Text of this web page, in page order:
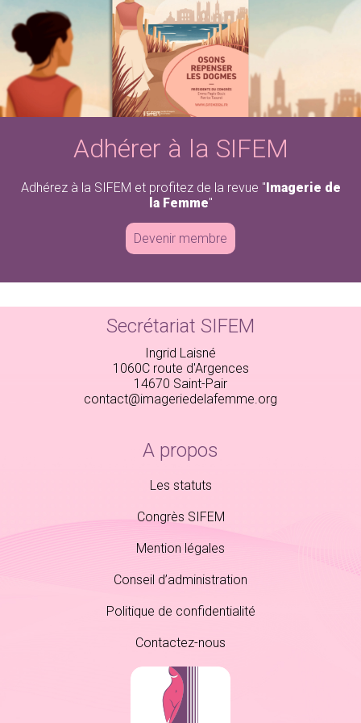
Adhérez à la SIFEM
Revue « Imagerie de la Femme »
Adhérer à la SIFEM
Adhérez à la SIFEM et profitez de la revue "Imagerie de
la Femme"
Devenir membre
Secrétariat SIFEM
Ingrid Laisné
1060C route d'Argences
14670 Saint-Pair
contact@imageriedelafemme.org
A propos
Les statuts
Congrès SIFEM
Mention légales
Conseil d’administration
Politique de confidentialité
Contactez-nous